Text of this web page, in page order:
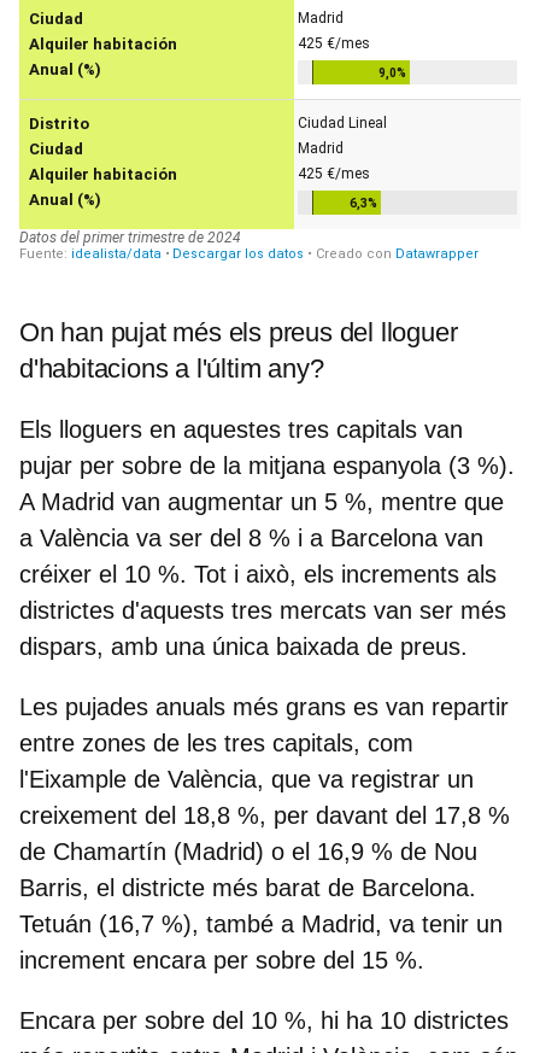
On han pujat més els preus del lloguer
d'habitacions a l'últim any?
Els lloguers en aquestes tres capitals van
pujar per sobre de la mitjana espanyola (3 %).
A Madrid van augmentar un 5 %, mentre que
a València va ser del 8 % i a Barcelona van
créixer el 10 %. Tot i això, els increments als
districtes d'aquests tres mercats van ser més
dispars, amb una única baixada de preus.
Les pujades anuals més grans es van repartir
entre zones de les tres capitals, com
l'Eixample de València, que va registrar un
creixement del 18,8 %, per davant del 17,8 %
de Chamartín (Madrid) o el 16,9 % de Nou
Barris, el districte més barat de Barcelona.
Tetuán (16,7 %), també a Madrid, va tenir un
increment encara per sobre del 15 %.
Encara per sobre del 10 %, hi ha 10 districtes